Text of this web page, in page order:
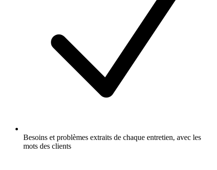
Besoins et problèmes extraits de chaque entretien, avec les
mots des clients